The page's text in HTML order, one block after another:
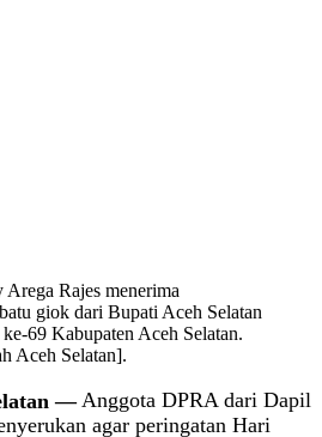
Rajes menerima
giok dari Bupati Aceh Selatan
69 Kabupaten Aceh Selatan.
Aceh Selatan].
—Anggota DPRA dari Dapil
agar peringatan Hari